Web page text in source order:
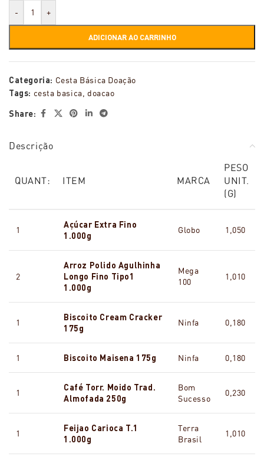
- +
ADICIONAR AO CARRINHO
Categoria: Cesta Básica Doação
Tags: cesta basica, doacao
Share:
Descrição
QUANT: ITEM MARCA
PESO
UNIT.
(G)
1
Açúcar Extra Fino
1.000g
Globo 1,050
2
Arroz Polido Agulhinha
Longo Fino Tipo1
1.000g
Mega
100
1,010
1
Biscoito Cream Cracker
175g
Ninfa 0,180
1 Biscoito Maisena 175g Ninfa 0,180
1
Café Torr. Moido Trad.
Almofada 250g
Bom
Sucesso
0,230
1
Feijao Carioca T.1
1.000g
Terra
Brasil
1,010